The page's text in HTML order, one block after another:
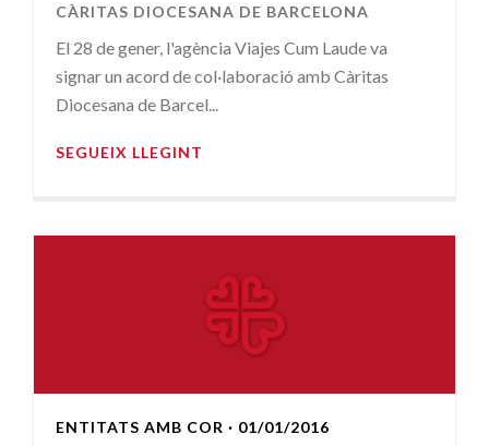
CÀRITAS DIOCESANA DE BARCELONA
El 28 de gener, l'agència Viajes Cum Laude va
signar un acord de col·laboració amb Càritas
Diocesana de Barcel...
SEGUEIX LLEGINT
ENTITATS AMB COR · 01/01/2016